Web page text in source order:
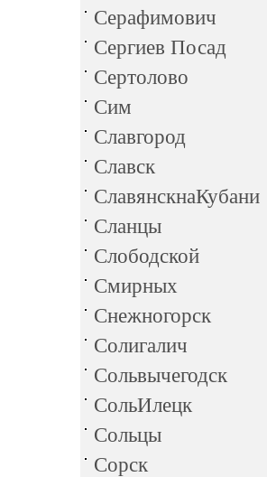
Серафимович
Сергиев Посад
Сертолово
Сим
Славгород
Славск
СлавянскнаКубани
Сланцы
Слободской
Смирных
Снежногорск
Солигалич
Сольвычегодск
СольИлецк
Сольцы
Сорск